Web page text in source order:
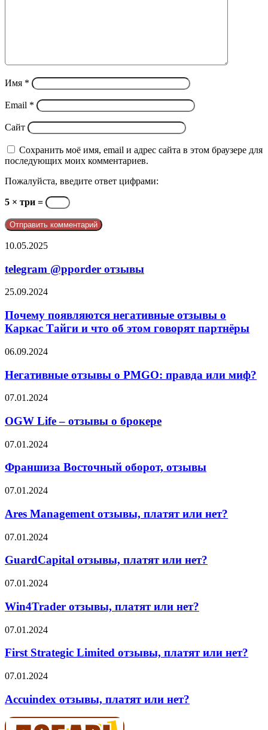
Имя *
Email *
Сайт
Сохранить моё имя, email и адрес сайта в этом браузере для
последующих моих комментариев.
Пожалуйста, введите ответ цифрами:
5 × три =
telegram
отзывы
10.05.2025
telegram @pporder отзывы
Почему
негативные
отзывы
о
Тайги
что
этом
партнёры
25.09.2024
Почему появляются негативные отзывы о
Каркас Тайги и что об этом говорят партнёры
Негативные
о
PMGO:
правда
миф?
06.09.2024
Негативные отзывы о PMGO: правда или миф?
OGW
–
отзывы
о
брокере
07.01.2024
OGW Life – отзывы о брокере
Франшиза
оборот,
отзывы
07.01.2024
Франшиза Восточный оборот, отзывы
Ares
отзывы,
платят
или
нет?
07.01.2024
Ares Management отзывы, платят или нет?
GuardCapital
платят
нет?
07.01.2024
GuardCapital отзывы, платят или нет?
Win4Trader
платят
или
нет?
07.01.2024
Win4Trader отзывы, платят или нет?
First
Limited
платят
нет?
07.01.2024
First Strategic Limited отзывы, платят или нет?
Accuindex
платят
или
нет?
07.01.2024
Accuindex отзывы, платят или нет?